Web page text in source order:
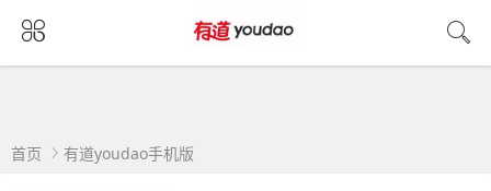
首页 有道youdao手机版